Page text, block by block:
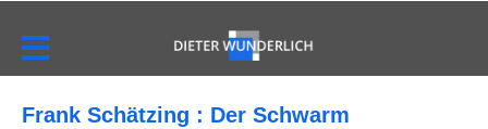
Frank Schätzing : Der Schwarm